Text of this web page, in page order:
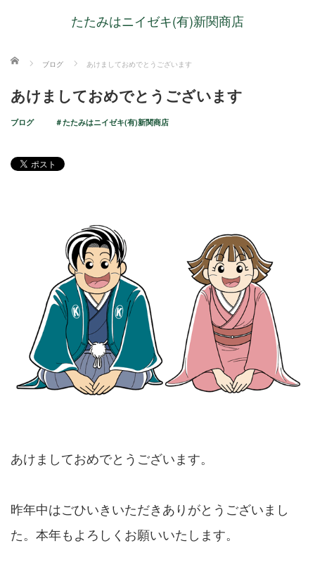
たたみはニイゼキ(有)新関商店
ホーム ブログ あけましておめでとうございます
あけましておめでとうございます
ブログ ＃たたみはニイゼキ(有)新関商店
あけましておめでとうございます。
昨年中はごひいきいただきありがとうございまし
た。本年もよろしくお願いいたします。